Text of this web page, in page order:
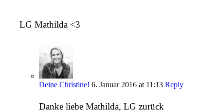
LG Mathilda <3
Deine Christine! 6. Januar 2016 at 11:13 Reply
Danke liebe Mathilda, LG zurück